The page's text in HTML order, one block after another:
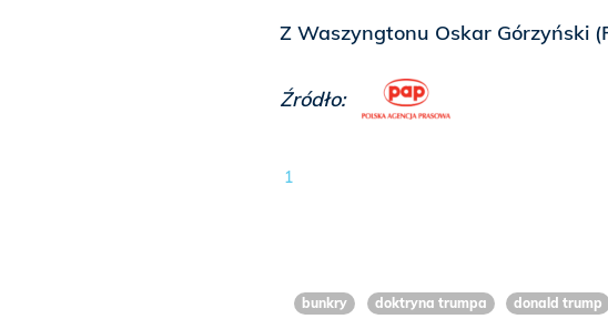
Z Waszyngtonu Oskar Górzyński
Źródło:
1
bunkry doktryna trumpa donald trump